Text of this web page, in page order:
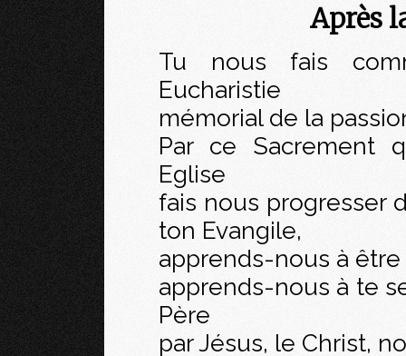
Après
Tu nous fais
Eucharistie
mémorial de la
Par ce Sacrement
Eglise
fais nous progresser
ton Evangile,
apprends-nous à
apprends-nous à te
Père
par Jésus, le Christ,